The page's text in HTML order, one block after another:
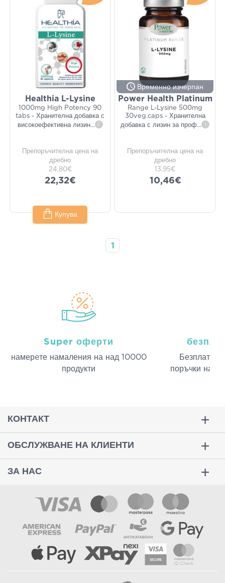
Healthia L-Lysine
1000mg High Potency 90
tabs - Хранителна добавка с
високоефективна лизин... i
Препоръчителна цена на
дребно
24,80€
22,32€
Купува
Временно изчерпан
Power Health Platinum
Range L-Lysine 500mg
30veg.caps - Хранителна
добавка с лизин за проф... i
Препоръчителна цена на
дребно
13,95€
10,46€
1
Super оферти
намерeте намаления на над 10000
продукти
Безплатна
поръчки над
КОНТАКТ
ОБСЛУЖВАНЕ НА КЛИЕНТИ
ЗА НАС